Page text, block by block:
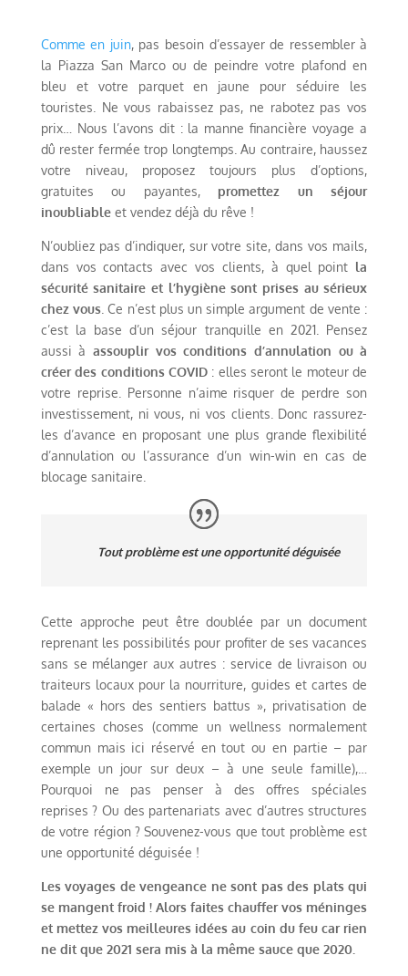
Comme en juin, pas besoin d’essayer de ressembler à
la Piazza San Marco ou de peindre votre plafond en
bleu et votre parquet en jaune pour séduire les
touristes. Ne vous rabaissez pas, ne rabotez pas vos
prix… Nous l’avons dit : la manne financière voyage a
dû rester fermée trop longtemps. Au contraire, haussez
votre niveau, proposez toujours plus d’options,
gratuites ou payantes, promettez un séjour
inoubliableet vendez déjà du rêve !
N’oubliez pas d’indiquer, sur votre site, dans vos mails,
dans vos contacts avec vos clients, à quel point la
sécurité sanitaire et l’hygiène sont prises au sérieux
chez vous . Ce n’est plus un simple argument de vente :
c’est la base d’un séjour tranquille en 2021. Pensez
aussi àassouplir vos conditions d’annulation ou à
créer des conditions COVID: elles seront le moteur de
votre reprise. Personne n’aime risquer de perdre son
investissement, ni vous, ni vos clients. Donc rassurez-
les d’avance en proposant une plus grande flexibilité
d’annulation ou l’assurance d’un win-win en cas de
blocage sanitaire.
Tout problème est une opportunité déguisée
Cette approche peut être doublée par un document
reprenant les possibilités pour profiter de ses vacances
sans se mélanger aux autres : service de livraison ou
traiteurs locaux pour la nourriture, guides et cartes de
balade « hors des sentiers battus », privatisation de
certaines choses (comme un wellness normalement
commun mais ici réservé en tout ou en partie – par
exemple un jour sur deux – à une seule famille),…
Pourquoi ne pas penser à des offres spéciales
reprises ? Ou des partenariats avec d’autres structures
de votre région ? Souvenez-vous que tout problème est
une opportunité déguisée !
Les voyages de vengeance ne sont pas des plats qui
se mangent froid ! Alors faites chauffer vos méninges
et mettez vos meilleures idées au coin du feu car rien
ne dit que 2021 sera mis à la même sauce que 2020.